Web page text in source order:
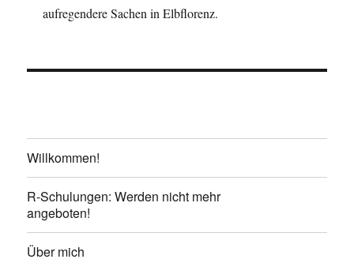
aufregendere Sachen in Elbflorenz.
Willkommen!
R-Schulungen: Werden nicht mehr
angeboten!
Über mich